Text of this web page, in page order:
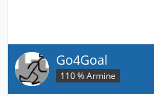
Go4Goal
110 % Armine